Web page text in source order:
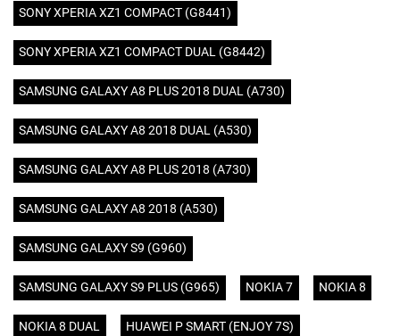
SONY XPERIA XZ1 COMPACT (G8441)
SONY XPERIA XZ1 COMPACT DUAL (G8442)
SAMSUNG GALAXY A8 PLUS 2018 DUAL (A730)
SAMSUNG GALAXY A8 2018 DUAL (A530)
SAMSUNG GALAXY A8 PLUS 2018 (A730)
SAMSUNG GALAXY A8 2018 (A530)
SAMSUNG GALAXY S9 (G960)
SAMSUNG GALAXY S9 PLUS (G965) NOKIA 7 NOKIA 8
NOKIA 8 DUAL HUAWEI P SMART (ENJOY 7S)